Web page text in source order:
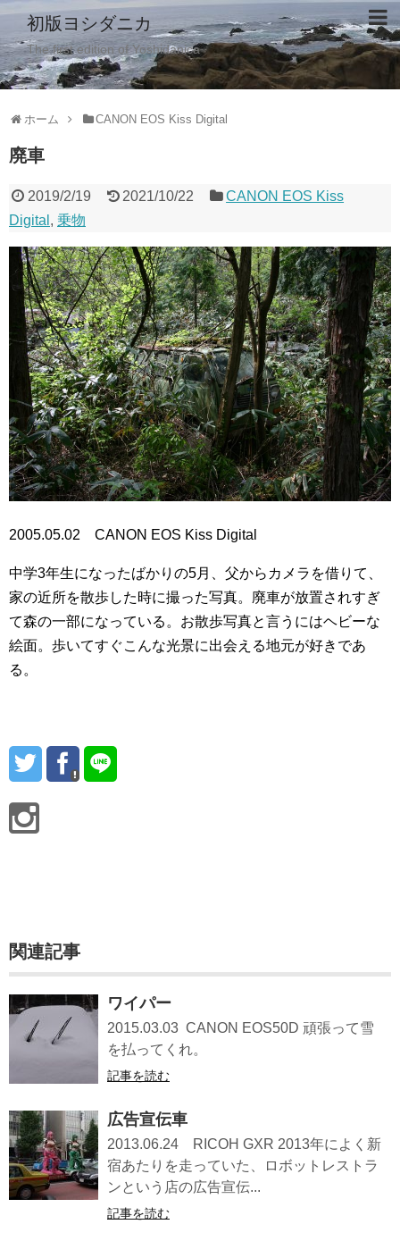
初版ヨシダニカ
The first edition of Yoshidanica
ホーム CANON EOS Kiss Digital
廃車
2019/2/19 2021/10/22
CANON EOS Kiss
Digital , 乗物
2005.05.02 CANON EOS Kiss Digital
中学3年生になったばかりの5月、父からカメラを借りて、
家の近所を散歩した時に撮った写真。廃車が放置されすぎ
て森の一部になっている。お散歩写真と言うにはヘビーな
絵面。歩いてすぐこんな光景に出会える地元が好きであ
る。
関連記事
ワイパー
2015.03.03 CANON EOS50D 頑張って雪
を払ってくれ。
記事を読む
広告宣伝車
2013.06.24 RICOH GXR 2013年によく新
宿あたりを走っていた、ロボットレストラ
ンという店の広告宣伝...
記事を読む